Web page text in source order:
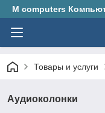
M computers
Товары и услуги
Аудиоколонки